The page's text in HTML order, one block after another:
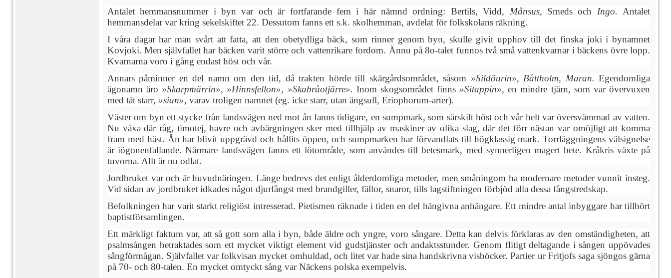
Antalet hemmansnummer i byn var och är fortfarande fem i här nämnd ordning: Bertils, Vidd, Månsus, Smeds och Ingo. Antalet
hemmansdelar var kring sekelskiftet 22. Dessutom fanns ett s.k. skolhemman, avdelat för folkskolans räkning.
I våra dagar har man svårt att fatta, att den obetydliga bäck, som rinner genom byn, skulle givit upphov till det finska joki i bynamnet
Kovjoki. Men självfallet har bäcken varit större och vattenrikare fordom. Ännu på 8o-talet funnos två små vattenkvarnar i bäckens övre lopp.
Kvarnarna voro i gång endast höst och vår.
Annars påminner en del namn om den tid, då trakten hörde till skärgårdsområdet, såsom »Sildöurin», Båttholm, Maran.Egendomliga
ägonamn äro»Skarpmärrin», »Hinnsfellon», »Skabråotjärre». Inom skogsområdet finns»Sitappin»,en mindre tjärn, som var övervuxen
med tät starr, »sian», varav troligen namnet (eg. icke starr, utan ängsull, Eriophorum-arter).
Väster om byn ett stycke från landsvägen ned mot ån fanns tidigare, en sumpmark, som särskilt höst och vår helt var översvämmad av vatten.
Nu växa där råg, timotej, havre och avbärgningen sker med tillhjälp av maskiner av olika slag, där det förr nästan var omöjligt att komma
fram med häst. Ån har blivit uppgrävd och hållits öppen, och sumpmarken har förvandlats till högklassig mark. Torrläggningens välsignelse
är iögonenfallande. Närmare landsvägen fanns ett lötområde, som användes till betesmark, med synnerligen magert bete. Kråkris växte på
tuvorna. Allt är nu odlat.
Jordbruket var och är huvudnäringen. Länge bedrevs det enligt ålderdomliga metoder, men småningom ha modernare metoder vunnit insteg.
Vid sidan av jordbruket idkades något djurfångst med brandgiller, fällor, snaror, tills lagstiftningen förbjöd alla dessa fångstredskap.
Befolkningen har varit starkt religiöst intresserad. Pietismen räknade i tiden en del hängivna anhängare. Ett mindre antal inbyggare har tillhört
baptistförsamlingen.
Ett märkligt faktum var, att så gott som alla i byn, både äldre och yngre, voro sångare. Detta kan delvis förklaras av den omständigheten, att
psalmsången betraktades som ett mycket viktigt element vid gudstjänster och andaktsstunder. Genom flitigt deltagande i sången uppövades
sångförmågan. Självfallet var folkvisan mycket omhuldad, och litet var hade sina handskrivna visböcker. Partier ur Fritjofs saga sjöngos gärna
på 70- och 80-talen. En mycket omtyckt sång var Näckens polska exempelvis.